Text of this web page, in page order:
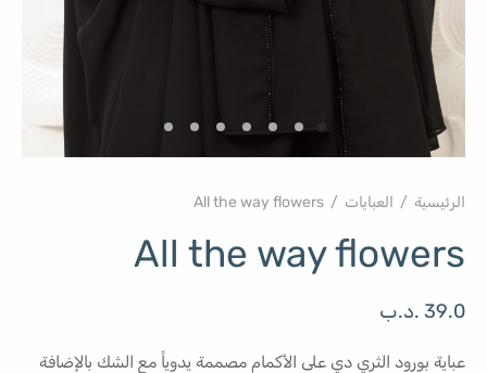
الرئيسية / العبايات /
All the way flowers
39.0 .د.ب
عباية بورود الثري دي على الأكمام مصممة يدوياً مع الشك بالإضافة